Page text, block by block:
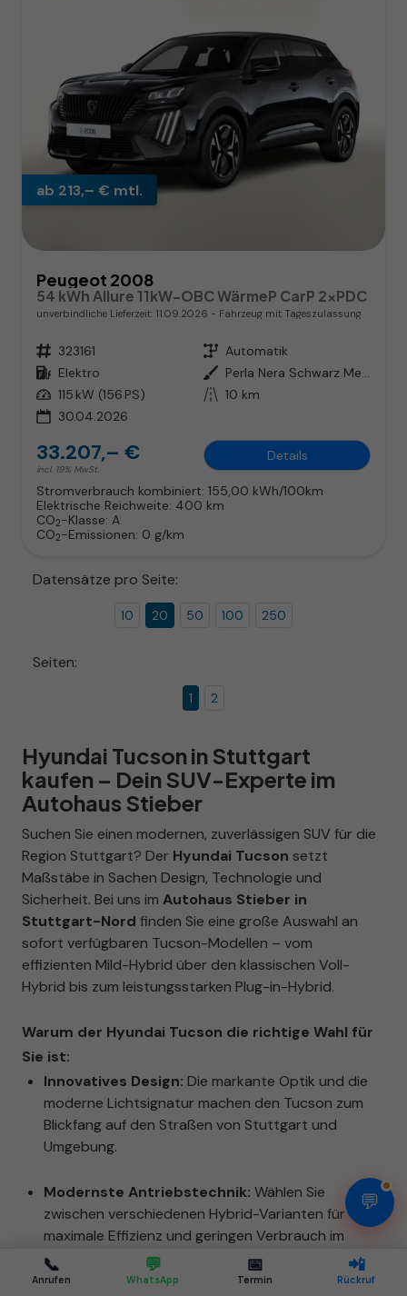
ab 213,– € mtl.
Peugeot 2008
54 kWh Allure 11kW-OBC WärmeP CarP 2xPDC
unverbindliche Lieferzeit: 11.09.2026 Fahrzeug mit Tageszulassung
Fahrzeugnr. 323161 Getriebe Automatik
Kraftstoff Elektro Außenfarbe
Perla Nera Schwarz Metallic
Leistung 115 kW (156 PS) Kilometerstand 10 km
30.04.2026
33.207,– €
incl. 19% MwSt.
Details
Stromverbrauch kombiniert: 155,00 kWh/100km
Elektrische Reichweite: 400 km
CO2-Klasse: A
CO2-Emissionen: 0 g/km
Datensätze pro Seite:
10 20 50 100 250
Seiten:
1 2
Hyundai Tucson in Stuttgart
kaufen – Dein SUV-Experte im
Autohaus Stieber
Suchen Sie einen modernen, zuverlässigen SUV für die
Region Stuttgart? Der Hyundai Tucson setzt
Maßstäbe in Sachen Design, Technologie und
Sicherheit. Bei uns im Autohaus Stieber in
Stuttgart-Nord finden Sie eine große Auswahl an
sofort verfügbaren Tucson-Modellen – vom
effizienten Mild-Hybrid über den klassischen Voll-
Hybrid bis zum leistungsstarken Plug-in-Hybrid.
Warum der Hyundai Tucson die richtige Wahl für
Sie ist:
Innovatives Design: Die markante Optik und die
moderne Lichtsignatur machen den Tucson zum
Blickfang auf den Straßen von Stuttgart und
Umgebung.
Modernste Antriebstechnik: Wählen Sie
zwischen verschiedenen Hybrid-Varianten für
maximale Effizienz und geringen Verbrauch im
Stadtverkehr.
📞
Anrufen
💬
WhatsApp
📅
Termin
📲
Rückruf
💬